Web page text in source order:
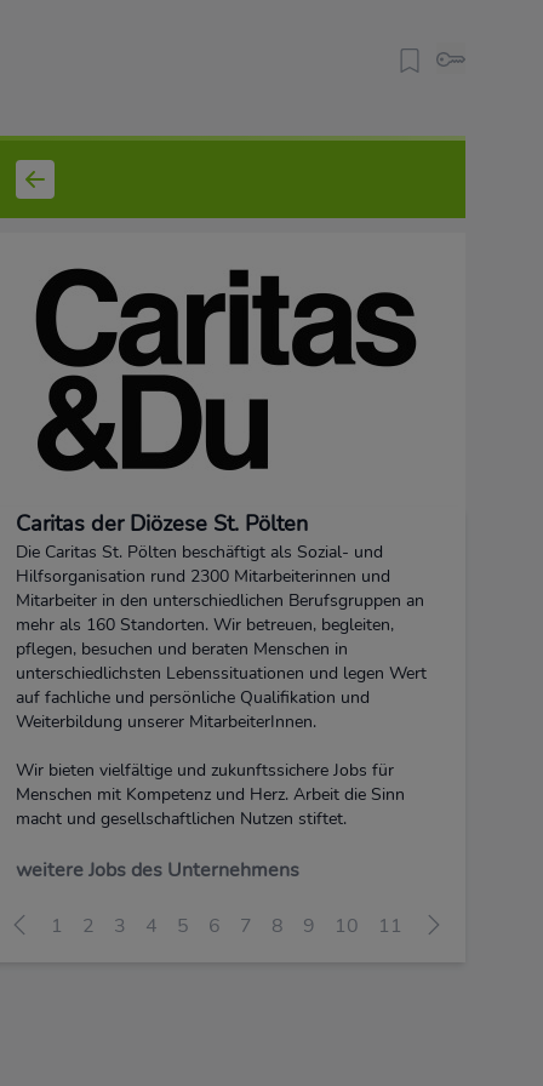
Caritas der Diözese St. Pölten
Die Caritas St. Pölten beschäftigt als Sozial- und
Hilfsorganisation rund 2300 Mitarbeiterinnen und
Mitarbeiter in den unterschiedlichen Berufsgruppen an
mehr als 160 Standorten. Wir betreuen, begleiten,
pflegen, besuchen und beraten Menschen in
unterschiedlichsten Lebenssituationen und legen Wert
auf fachliche und persönliche Qualifikation und
Weiterbildung unserer MitarbeiterInnen.
Wir bieten vielfältige und zukunftssichere Jobs für
Menschen mit Kompetenz und Herz. Arbeit die Sinn
macht und gesellschaftlichen Nutzen stiftet.
weitere Jobs des Unternehmens
1 2 3 4 5 6 7 8 9 10 11